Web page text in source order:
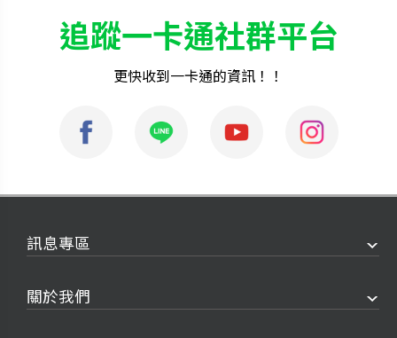
追蹤一卡通社群平台
更快收到一卡通的資訊！！
訊息專區
關於我們